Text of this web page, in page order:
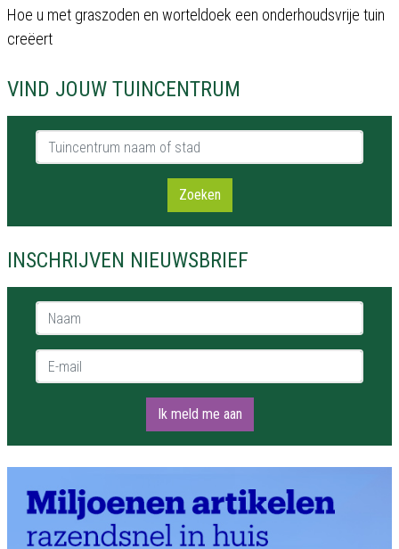
Hoe u met graszoden en worteldoek een onderhoudsvrije tuin
creëert
VIND JOUW TUINCENTRUM
Tuincentrum naam of stad
Zoeken
INSCHRIJVEN NIEUWSBRIEF
Naam *
E-mail *
Ik meld me aan